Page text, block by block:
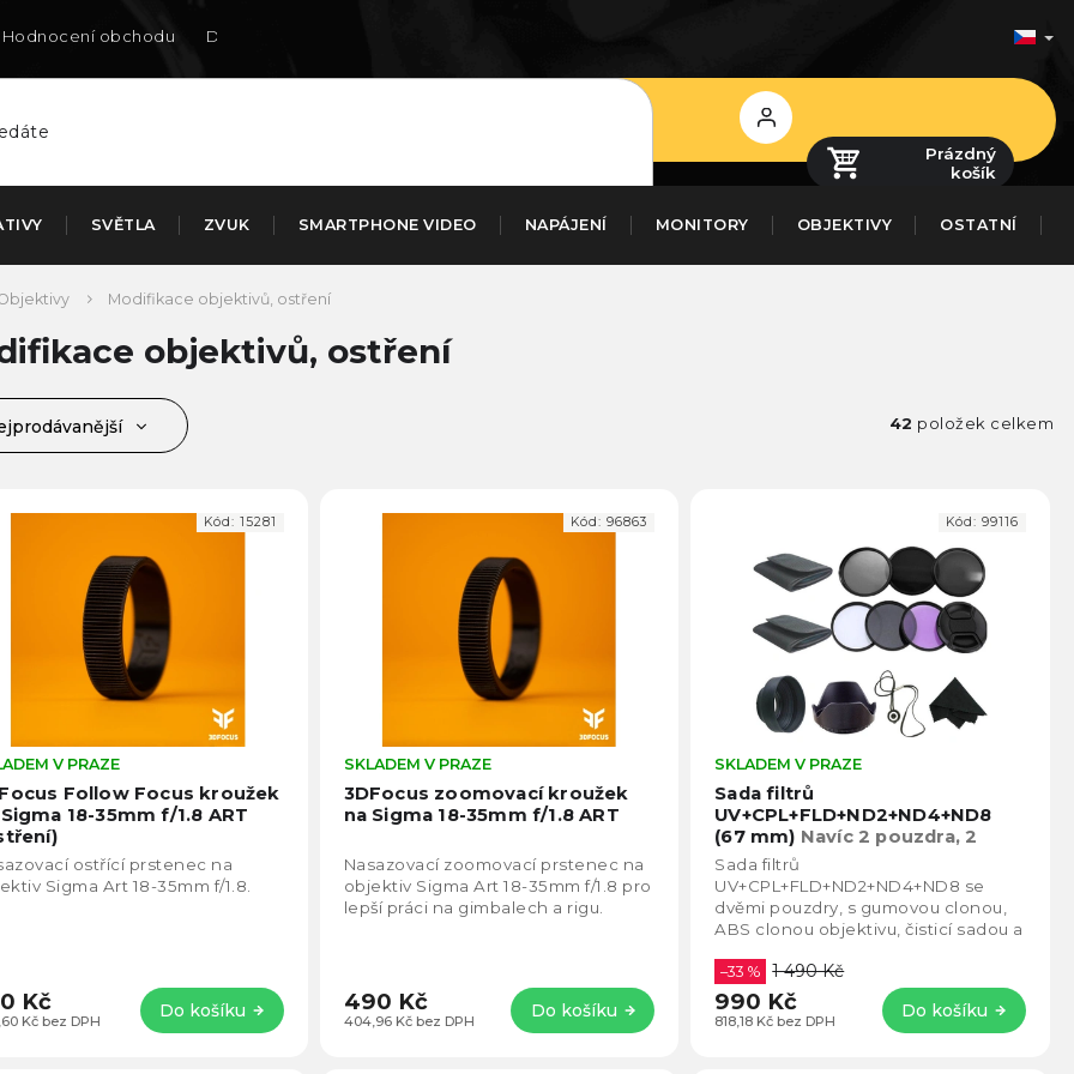
Hodnocení obchodu Doručení na SK
Přihlášení
Prázdný
košík
SVĚTLA ZVUK SMARTPHONE VIDEO NAPÁJENÍ MONITORY OBJEKTIVY OSTATNÍ
Modifikace objektivů, ostření
objektivů, ostření
42 položek celkem
Follow Focus kroužek
18-35mm f/1.8 ART
Průměrné
hodnocení
produktu
V PRAZE
Kč bez DPH
Kč Do košíku
ostřící prstenec na
Sigma Art 18-35mm f/1.8.
Kód: 15281
3DFocus zoomovací kroužek
na Sigma 18-35mm f/1.8 ART
Průměrné
hodnocení
produktu
hvězdiček.
SKLADEM V PRAZE
404,96 Kč bez DPH
490 Kč Do košíku
Nasazovací zoomovací prstenec na
objektiv Sigma Art 18-35mm f/1.8 pro
lepší práci na gimbalech a rigu.
Kód:96863
Sada filtrů
UV+CPL+FLD+ND2+ND4+ND8
(67 mm) Navíc 2 pouzdra, 2
clony, krytka, útěrka
SKLADEM V PRAZE
818,18 Kč bez DPH
–33 % 1 490 Kč
990 Kč Do košíku
Sada filtrů
UV+CPL+FLD+ND2+ND4+ND8 se
dvěmi pouzdry, s gumovou clonou,
ABS clonou objektivu, čisticí sadou a
Kód: 99116